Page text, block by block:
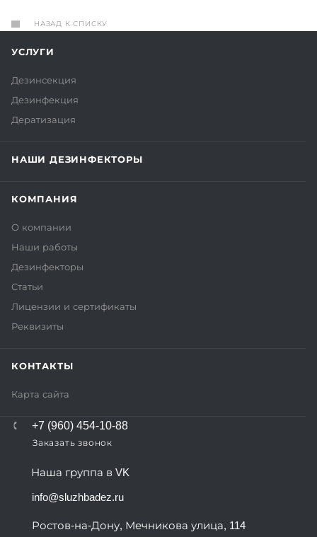
НАЗАД К СПИСКУ
УСЛУГИ
Дезинсекция
Дезинфекция
Дератизация
НАШИ ДЕЗИНФЕКТОРЫ
КОМПАНИЯ
О компании
Наши работы
Дезинфекторы
Статьи
Лицензии и сертификаты
Реквизиты
КОНТАКТЫ
Карта сайта
+7 (960) 454-10-88
Заказать звонок
Наша группа в VK
info@sluzhbadez.ru
Ростов-на-Дону, Мечникова улица, 114